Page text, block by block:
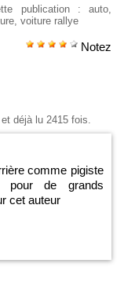
publication: auto
voiture rallye
Notez
déjà lu 2415 fois.
comme pigiste
pour de grands
cet auteur